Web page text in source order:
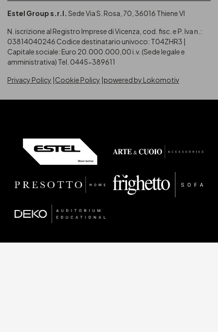
Estel Group s.r.l. Sede Via S. Rosa, 70, 36016 Thiene VI
N. iscrizione al Registro Imprese di Vicenza, cod. fisc. e P. Iva n.:
03814040246 Codice destinatario univoco: T04ZHR3 |
Capitale sociale: Euro 20.000.000,00 i.v. (Sede legale e
amministrativa) Tel. 0445-389611
Privacy Policy Cookie Policy powered by Lokomotiv